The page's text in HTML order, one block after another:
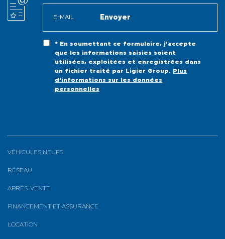
* En soumettant ce formulaire, j’accepte
que les informations saisies soient
utilisées, exploitées et enregistrées dans
un fichier traité par Ligier Group.
Plus
d'informations sur les données
personnelles
VÉHICULES NEUFS
RÉSEAU
APRÈS-VENTE
FINANCEMENT ET ASSURANCE
LOCATION